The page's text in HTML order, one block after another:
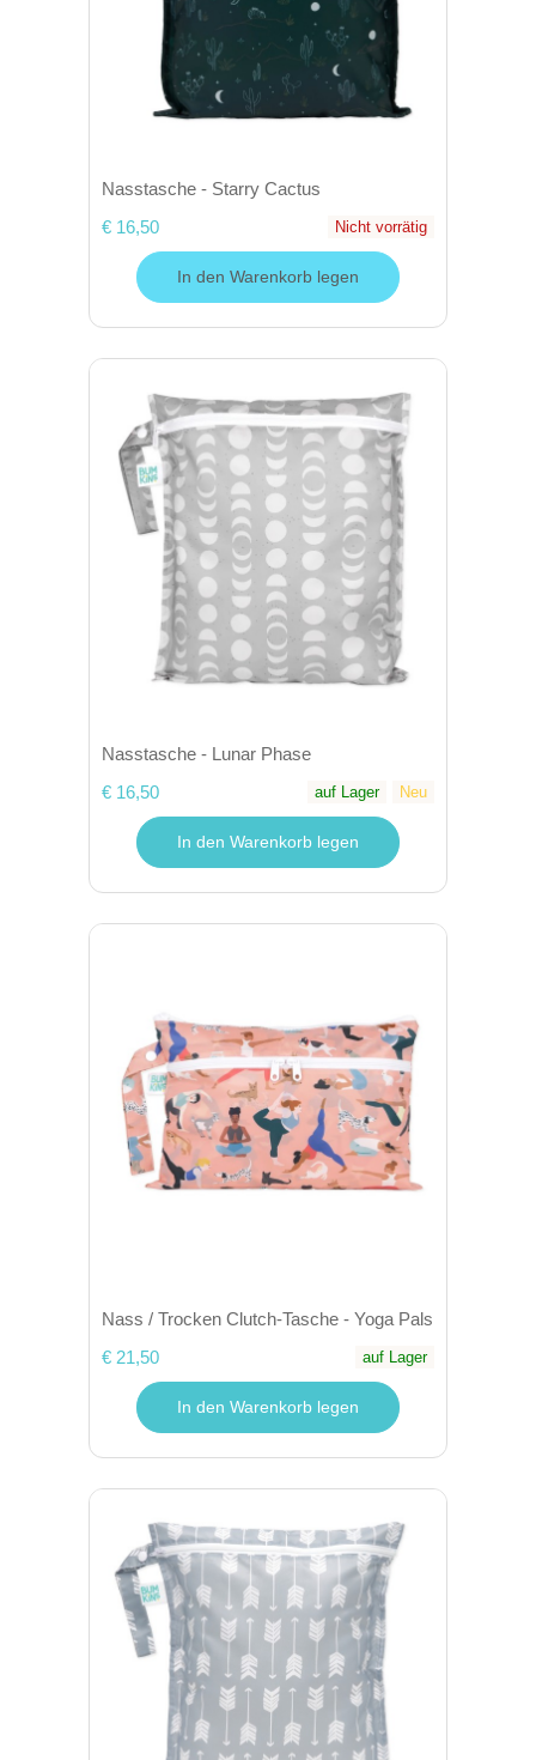
Nasstasche - Starry Cactus
€ 16,50
Nicht vorrätig
In den Warenkorb legen
Nasstasche - Lunar Phase
€ 16,50
auf Lager Neu
In den Warenkorb legen
Nass / Trocken Clutch-Tasche - Yoga Pals
€ 21,50
auf Lager
In den Warenkorb legen